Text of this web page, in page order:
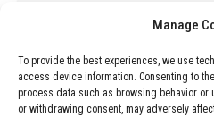
Manage
To provide the best experiences, we use
access device information. Consenting to
process data such as browsing behavior or
or withdrawing consent, may adversely